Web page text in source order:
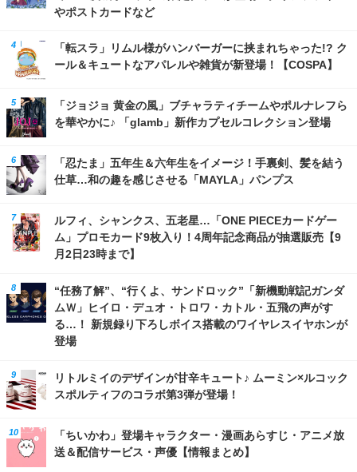
やポストカードなど
「転スラ」リムル様がハンバーガーに挟まれちゃった!? ク
ール＆キュートなアパレルや雑貨が新登場！【COSPA】
「ジョジョ 黄金の風」ブチャラティチームやポルナレフら
を華やかに♪ 「glamb」新作カプセルコレクション登場
「忍たま」五年生＆六年生をイメージ！手裏剣、髪を結う
仕草…和の趣を感じさせる「MAYLA」パンプス
ルフィ、シャンクス、五老星…「ONE PIECEカードゲー
ム」プロモカード9枚入り！4周年記念商品が抽選販売【9
月2日23時まで】
“任務了解”、“行くよ、サンドロック”「新機動戦記ガンダ
ムＷ」ヒイロ・デュオ・トロワ・カトル・五飛の声がす
る…！ 新規録り下ろしボイス搭載のワイヤレスイヤホンが
登場
リトルミイのデザインが甘辛キュート♪ ムーミン×ルコック
スポルティフのコラボ第3弾が登場！
「ちいかわ」登場キャラクター・漫画あらすじ・アニメ放
送＆配信サービス・声優【情報まとめ】